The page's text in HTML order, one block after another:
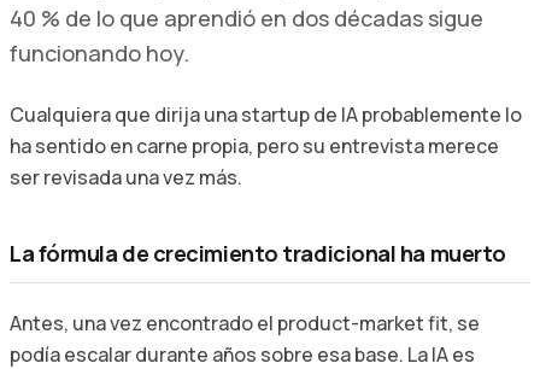
40 % de lo que aprendió en dos décadas sigue
funcionando hoy.
Cualquiera que dirija una startup de IA probablemente lo
ha sentido en carne propia, pero su entrevista merece
ser revisada una vez más.
La fórmula de crecimiento tradicional ha muerto
Antes, una vez encontrado el product-market fit, se
podía escalar durante años sobre esa base. La IA es